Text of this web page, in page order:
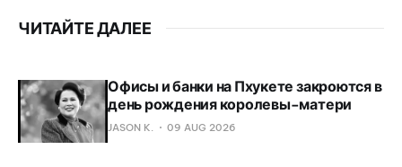
ЧИТАЙТЕ ДАЛЕЕ
Офисы и банки на Пхукете закроются в
день рождения королевы-матери
JASON K. 09 AUG 2026